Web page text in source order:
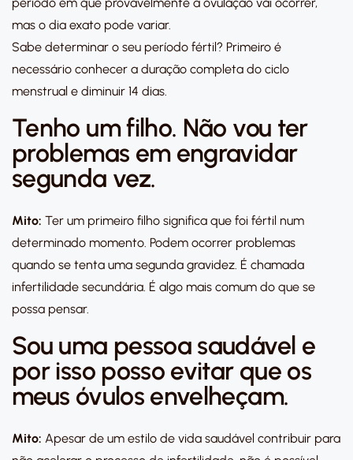
mas o dia exato pode variar.
Sabe determinar o seu período fértil? Primeiro é
necessário conhecer a duração completa do ciclo
menstrual e diminuir 14 dias.
Tenho um filho. Não vou ter
problemas em engravidar
segunda vez.
Mito: Ter um primeiro filho significa que foi fértil num
determinado momento. Podem ocorrer problemas
quando se tenta uma segunda gravidez. É chamada
infertilidade secundária. É algo mais comum do que se
possa pensar.
Sou uma pessoa saudável e
por isso posso evitar que os
meus óvulos envelheçam.
Mito: Apesar de um estilo de vida saudável contribuir para